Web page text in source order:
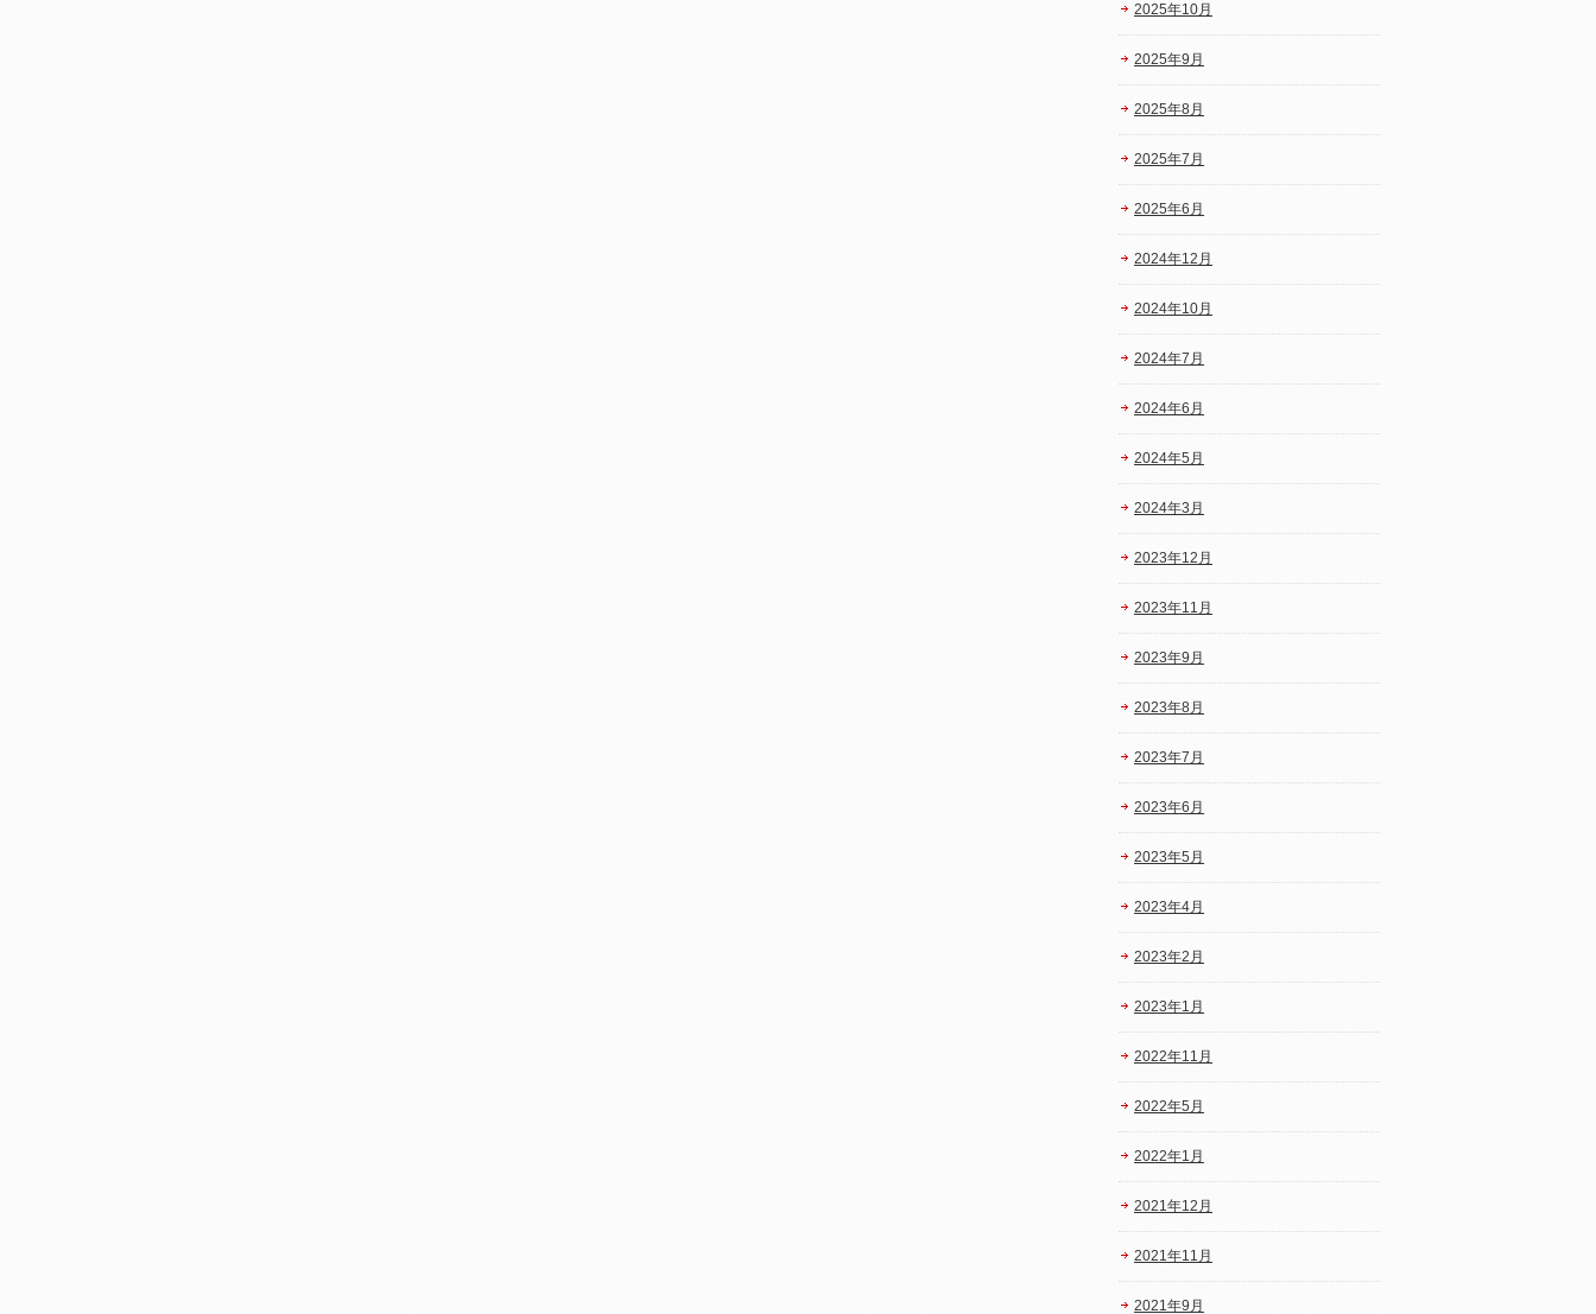
2025年10月
2025年9月
2025年8月
2025年7月
2025年6月
2024年12月
2024年10月
2024年7月
2024年6月
2024年5月
2024年3月
2023年12月
2023年11月
2023年9月
2023年8月
2023年7月
2023年6月
2023年5月
2023年4月
2023年2月
2023年1月
2022年11月
2022年5月
2022年1月
2021年12月
2021年11月
2021年9月